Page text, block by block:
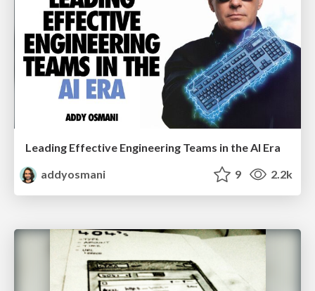
Leading Effective Engineering Teams in the AI Era
addyosmani
9 2.2k